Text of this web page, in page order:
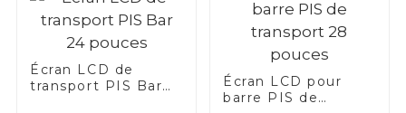
Écran LCD de
transport PIS Bar
Écran LCD pour
barre PIS de